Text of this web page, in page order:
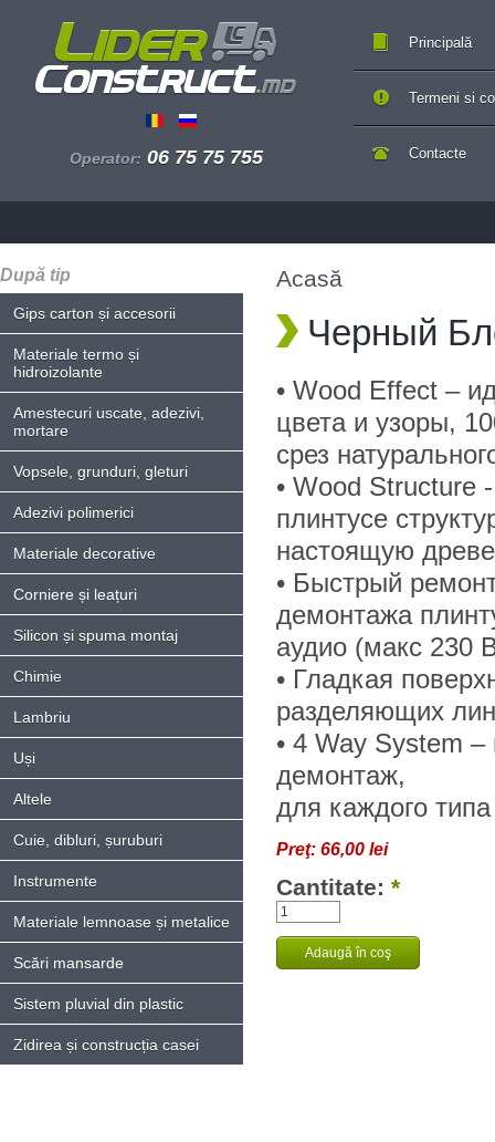
Operator: 06 75 75 755
Principală
Contacte
Termeni si
După tip
Gips carton și accesorii
Materiale termo și
hidroizolante
Amestecuri uscate, adezivi,
mortare
Vopsele, grunduri, gleturi
Adezivi polimerici
Materiale decorative
Corniere și leațuri
Silicon și spuma montaj
Chimie
Lambriu
Uși
Altele
Cuie, dibluri, șuruburi
Instrumente
Materiale lemnoase și metalice
Scări mansarde
Sistem pluvial din plastic
Zidirea și construcția casei
Acasă
Черный
• Wood Effect –
цвета и узоры,
срез
• Wood Structure
плинтусе
настоящую
• Быстрый
демонтажа
аудио (макс 230
• Гладкая
разделяющих
• 4 Way System
демонтаж,
для каждого
Preţ: 66,00 lei
Cantitate: *